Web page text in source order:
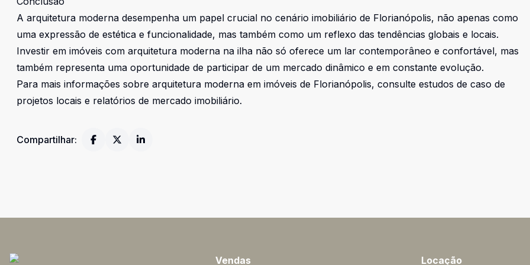
A arquitetura moderna desempenha um papel crucial no cenário imobiliário de Florianópolis, não apenas como
uma expressão de estética e funcionalidade, mas também como um reflexo das tendências globais e locais.
Investir em imóveis com arquitetura moderna na ilha não só oferece um lar contemporâneo e confortável, mas
também representa uma oportunidade de participar de um mercado dinâmico e em constante evolução.
Para mais informações sobre arquitetura moderna em imóveis de Florianópolis, consulte estudos de caso de
projetos locais e relatórios de mercado imobiliário.
Compartilhar:
Vendas Locação